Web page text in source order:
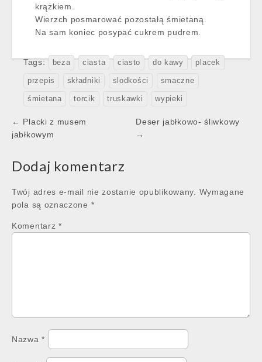
krążkiem.
Wierzch posmarować pozostałą śmietaną.
Na sam koniec posypać cukrem pudrem.
Tags: beza ciasta ciasto do kawy placek
przepis składniki slodkości smaczne
śmietana torcik truskawki wypieki
Post
navigation
← Placki z musem
jabłkowym
Deser jabłkowo- śliwkowy
→
Dodaj komentarz
Twój adres e-mail nie zostanie opublikowany.
Wymagane
pola są oznaczone *
Komentarz *
Nazwa*